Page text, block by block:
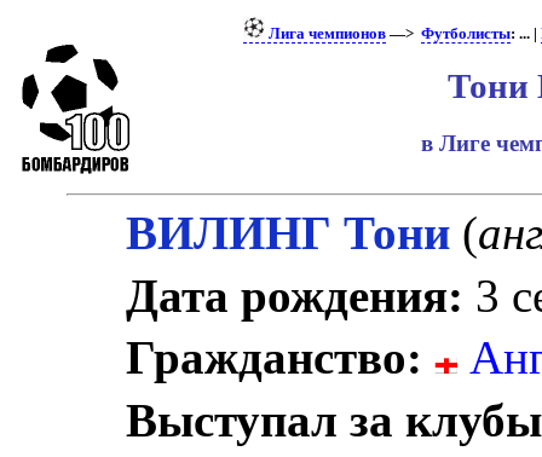
Лига чемпионов—> Футболисты: ... |
Тони
в Лиге
ВИЛИНГ Тони (
Дата рождения: 3
Гражданство:
Выступал за